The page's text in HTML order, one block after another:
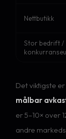
Nettbutikk
Stor bedrift /
Det viktigste er
målbar
er 5–10× over
andre